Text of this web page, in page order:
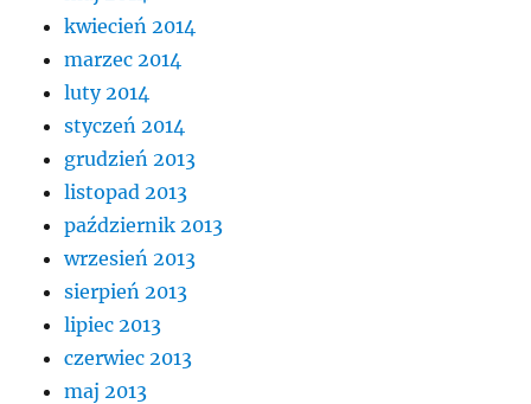
kwiecień 2014
marzec 2014
luty 2014
styczeń 2014
grudzień 2013
listopad 2013
październik 2013
wrzesień 2013
sierpień 2013
lipiec 2013
czerwiec 2013
maj 2013